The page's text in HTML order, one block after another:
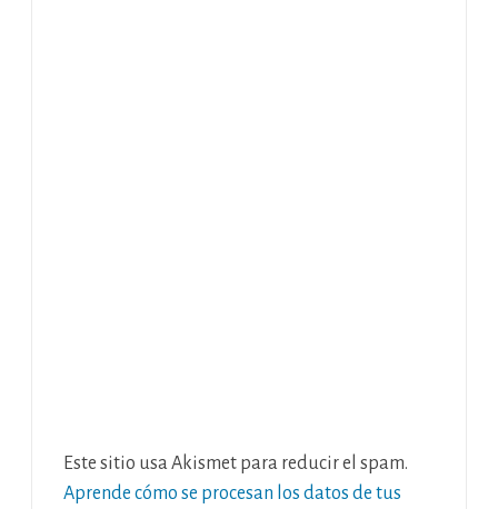
Este sitio usa Akismet para reducir el spam.
Aprende cómo se procesan los datos de tus